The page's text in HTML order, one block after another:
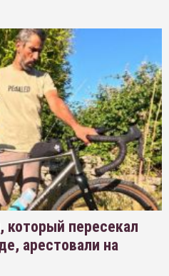
который пересекал
арестовали на